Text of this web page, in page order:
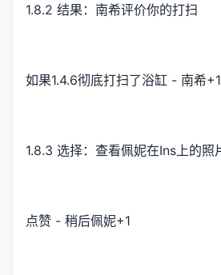
1.8.2 结果：南希评价你的打扫
如果1.4.6彻底打扫了浴缸 - 南希+1
1.8.3 选择：查看佩妮在Ins上的照
点赞 - 稍后佩妮+1